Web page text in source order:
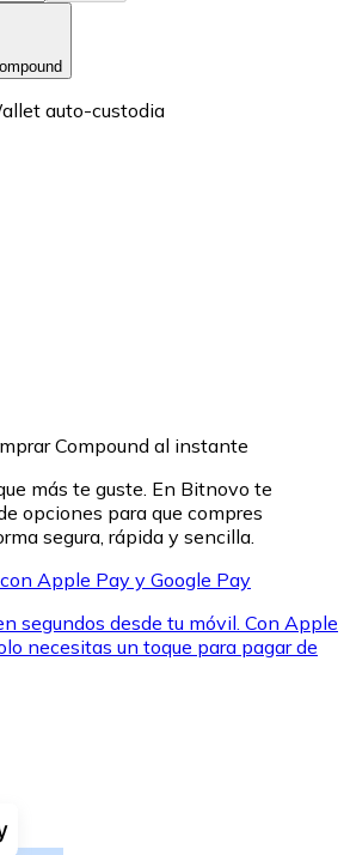
auto-custodia
Compound al instante
más te guste. En Bitnovo te
opciones para que compres
segura, rápida y sencilla.
Apple Pay y Google Pay
segundos desde tu móvil. Con Apple
necesitas un toque para pagar de